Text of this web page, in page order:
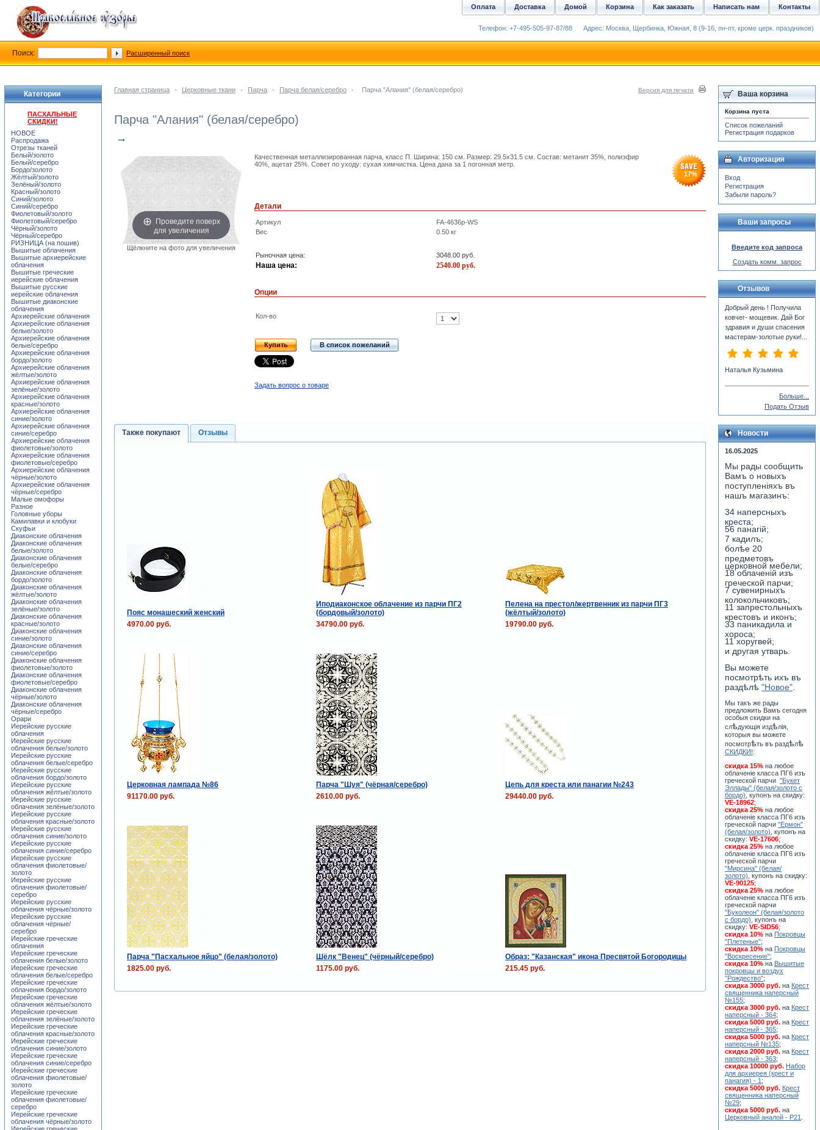
Главная страница - Церковные ткани - Парча - Парча белая/серебро - Парча "Алания" (белая/серебро) Версия для печати
Парча "Алания" (белая/серебро)
→
Проведите поверх
для увеличения
Щёлкните на фото для увеличения
Качественная металлизированная парча, класс П. Ширина: 150 см. Размер: 29.5x31.5 см. Состав: метанит 35%, полиэфир
40%, ацетат 25%. Совет по уходу: сухая химчистка. Цена дана за 1 погонная метр.
17%
Детали
Артикул
FA-4636p-WS
Вес
0.50 кг
Рыночная цена: 3048.00 руб.
Наша цена: 2540.00 руб.
Опции
Кол-во
Купить В список пожеланий
Задать вопрос о товаре
Также покупают Отзывы
Пояс монашеский женский
Иподиаконское облачение из парчи ПГ2
(бордовый/золото)
Пелена на престол/жертвенник из парчи ПГ3
(жёлтый/золото)
4970.00 руб.
34790.00 руб. 19790.00 руб.
Церковная лампада №86 Парча "Шуя" (чёрная/серебро)
Цепь для креста или панагии №243
91170.00 руб.
2610.00 руб. 29440.00 руб.
Парча "Пасхальное яйцо" (белая/золото) Шёлк "Венец" (чёрный/серебро)
Образ: "Казанская" икона Пресвятой Богородицы
1825.00 руб.
1175.00 руб. 215.45 руб.
Категории
ПАСХАЛЬНЫЕ
СКИДКИ!
НОВОЕ
Распродажа
Отрезы тканей
Белый/золото
Белый/серебро
Бордо/золото
Жёлтый/золото
Зелёный/золото
Красный/золото
Синий/золото
Синий/серебро
Фиолетовый/золото
Фиолетовый/серебро
Чёрный/золото
Чёрный/серебро
РИЗНИЦА (на пошив)
Вышитые облачения
Вышитые архиерейские
облачения
Вышитые греческие
иерейские облачения
Вышитые русские
иерейские облачения
Вышитые диаконские
облачения
Архиерейские облачения
Архиерейские облачения
белые/золото
Архиерейские облачения
белые/серебро
Архиерейские облачения
бордо/золото
Архиерейские облачения
жёлтые/золото
Архиерейские облачения
зелёные/золото
Архиерейские облачения
красные/золото
Архиерейские облачения
синие/золото
Архиерейские облачения
синие/серебро
Архиерейские облачения
фиолетовые/золото
Архиерейские облачения
фиолетовые/серебро
Архиерейские облачения
чёрные/золото
Архиерейские облачения
чёрные/серебро
Малые омофоры
Разное
Головные уборы
Камилавки и клобуки
Скуфьи
Диаконские облачения
Диаконские облачения
белые/золото
Диаконские облачения
белые/серебро
Диаконские облачения
бордо/золото
Диаконские облачения
жёлтые/золото
Диаконские облачения
зелёные/золото
Диаконские облачения
красные/золото
Диаконские облачения
синие/золото
Диаконские облачения
синие/серебро
Диаконские облачения
фиолетовые/золото
Диаконские облачения
фиолетовые/серебро
Диаконские облачения
чёрные/золото
Диаконские облачения
чёрные/серебро
Орари
Иерейские русские
облачения
Иерейские русские
облачения белые/золото
Иерейские русские
облачения белые/серебро
Иерейские русские
облачения бордо/золото
Иерейские русские
облачения жёлтые/золото
Иерейские русские
облачения зелёные/золото
Иерейские русские
облачения красные/золото
Иерейские русские
облачения синие/золото
Иерейские русские
облачения синие/серебро
Иерейские русские
облачения фиолетовые/
золото
Иерейские русские
облачения фиолетовые/
серебро
Иерейские русские
облачения чёрные/золото
Иерейские русские
облачения чёрные/
серебро
Иерейские греческие
облачения
Иерейские греческие
облачения белые/золото
Иерейские греческие
облачения белые/серебро
Иерейские греческие
облачения бордо/золото
Иерейские греческие
облачения жёлтые/золото
Иерейские греческие
облачения зелёные/золото
Иерейские греческие
облачения красные/золото
Иерейские греческие
облачения синие/золото
Иерейские греческие
облачения синие/серебро
Иерейские греческие
облачения фиолетовые/
золото
Иерейские греческие
облачения фиолетовые/
серебро
Иерейские греческие
облачения чёрные/золото
Ваша корзина
Корзина пуста
Список пожеланий
Регистрация подарков
Авторизация
Вход
Регистрация
Забыли пароль?
Ваши запросы
Введите код запроса
Создать комм. запрос
Отзывов
Добрый день ! Получила
ковчег- мощевик. Дай Бог
здравия и души спасения
мастерам-золотые руки!...
Наталья Кузьмина
Больше...
Подать Отзыв
Новости
16.05.2025
Мы рады сообщить
Вамъ о новыхъ
поступленiяхъ въ
нашъ магазинъ:
34 наперсныхъ
креста;
56 панагiй;
7 кадилъ;
болѣе 20
предметовъ
церковной мебели;
18 облаченiй изъ
греческой парчи;
7 сувенирныхъ
колокольчиковъ;
11 запрестольныхъ
крестовъ и иконъ;
33 паникадила и
хороса;
11 хоругвей;
и другая утварь.
Вы можете
посмотрѣть ихъ въ
раздѣлѣ "Новое"
Мы такъ же рады
предложить Вамъ сегодня
особыя скидки на
слѣдующiя издѣлiя,
которыя вы можете
посмотрѣть въ раздѣлѣ
СКИДКИ!:
скидка 15% на любое
облаченiе класса ПГ6 изъ
греческой парчи "Букет
Эллады" (белая/золото с
бордо) , купонъ на скидку:
VE-18962;
скидка 25% на любое
облаченiе класса ПГ6 изъ
греческой парчи "Ермон"
(белая/золото) , купонъ на
скидку: VE-17606;
скидка 25% на любое
облаченiе класса ПГ6 изъ
греческой парчи
"Мирсина" (белая/
золото) , купонъ на скидку:
VE-90125;
скидка 25% на любое
облаченiе класса ПГ6 изъ
греческой парчи
"Буколеон" (белая/золото
с бордо) , купонъ на
скидку: VE-SID56;
скидка 10% на Покровцы
"Плетеные";
скидка 10% на Покровцы
"Воскресение";
скидка 10% на Вышитые
покровцы и воздух
"Рождество";
скидка 3000 руб. на Крест
священника наперсный
№155;
скидка 3000 руб. на Крест
наперсный - 364;
скидка 5000 руб. на Крест
наперсный - 365;
скидка 5000 руб. на Крест
наперсный №135;
скидка 2000 руб. на Крест
наперсный - 363;
скидка 10000 руб. Набор
для архиерея (крест и
панагия) - 1 ;
скидка 5000 руб. Крест
священника наперсный
№29;
скидка 5000 руб. на
Церковный аналой - Р21
Контакты
Написать нам
Как заказать
Корзина
Домой
Доставка
Оплата
Телефон: +7-495-505-97-87/88 Адрес: Москва, Щербинка, Южная, 8 (9-16, пн-пт, кроме церк. праздников)
Поиск: Расширенный поиск